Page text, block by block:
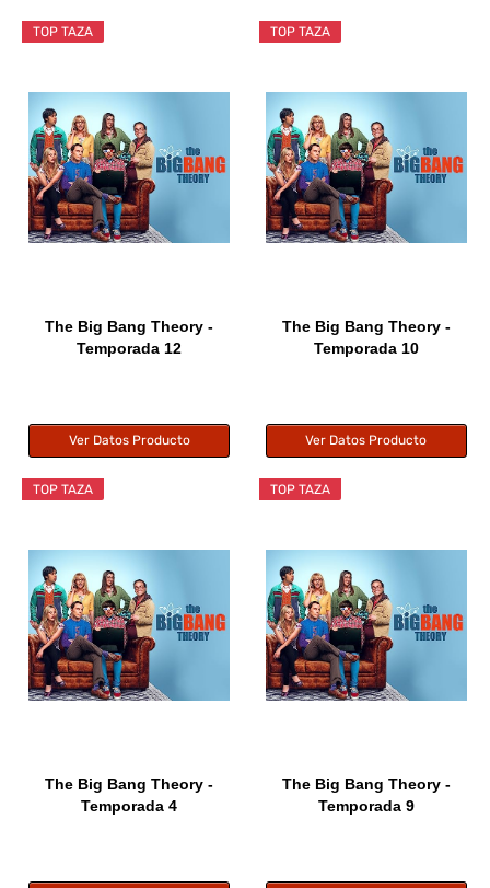
TOP TAZA
The Big Bang Theory -
Temporada 12
Ver Datos Producto
TOP TAZA
The Big Bang Theory -
Temporada 10
Ver Datos Producto
TOP TAZA
The Big Bang Theory -
Temporada 4
TOP TAZA
The Big Bang Theory -
Temporada 9